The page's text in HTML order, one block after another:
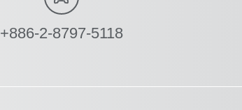
+886-2-8797-5118